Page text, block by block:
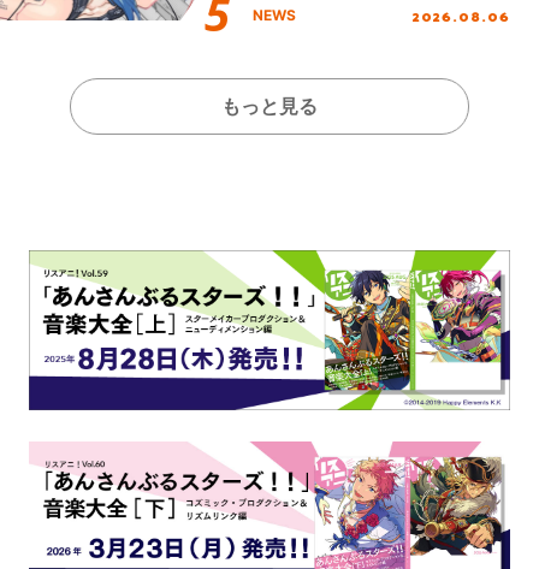
NEWS 2026.08.06
もっと見る